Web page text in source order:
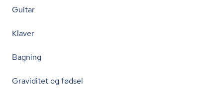
Guitar
Klaver
Bagning
Graviditet og fødsel